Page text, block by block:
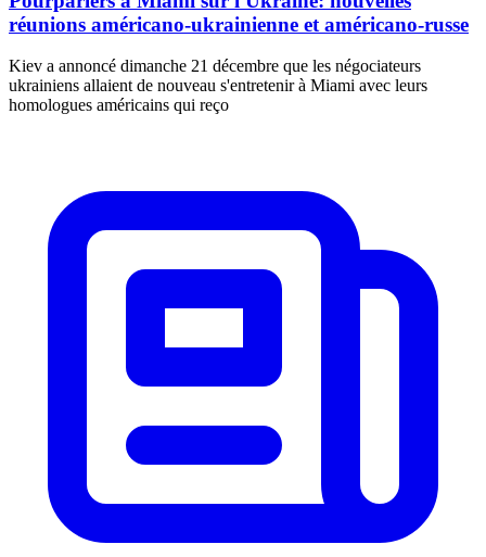
réunions américano-ukrainienne et américano-russe
Kiev a annoncé dimanche 21 décembre que les négociateurs
ukrainiens allaient de nouveau s'entretenir à Miami avec leurs
homologues américains qui reço